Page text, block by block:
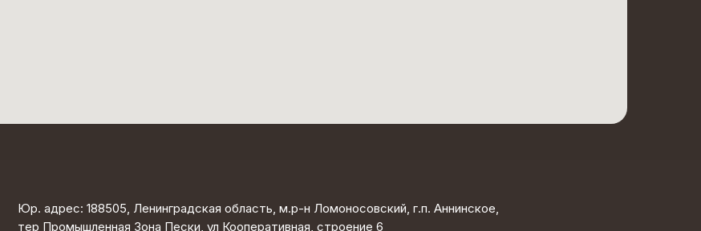
Юр. адрес: 188505, Ленинградская область, м.р-н Ломоносовский, г.п. Аннинское,
тер Промышленная Зона Пески, ул Кооперативная, строение 6